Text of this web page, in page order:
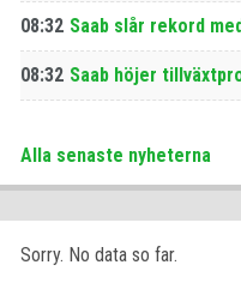
08:32 Saab slår rekord
08:32 Saab höjer
Alla senaste nyheterna
Sorry. No data so far.